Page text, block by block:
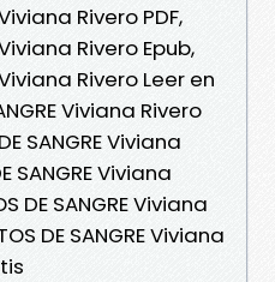
Viviana Rivero PDF,
Viviana Rivero Epub,
Viviana Rivero Leer en
Viviana Rivero
SANGRE Viviana
SANGRE Viviana
DE SANGRE Viviana
DE SANGRE Viviana